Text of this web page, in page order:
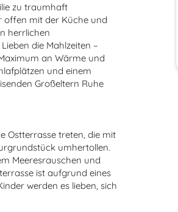
zu traumhaft
offen mit der Küche und
herrlichen
die Mahlzeiten –
an Wärme und
und einem
Großeltern Ruhe
Ostterrasse treten, die mit
umhertollen.
Meeresrauschen und
ist aufgrund eines
werden es lieben, sich